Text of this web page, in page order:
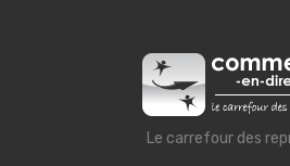
Le carrefour des